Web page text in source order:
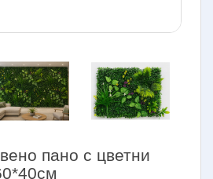
пано с цветни